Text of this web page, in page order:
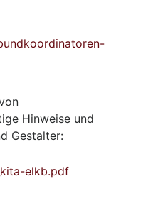
Hinweise und
Gestalter:
elkb.pdf